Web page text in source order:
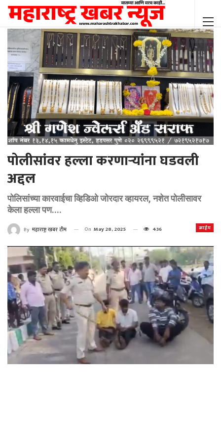
पोलीसांवर हल्ला करणाऱ्यांना घडवली
अद्दल
पोलिसांच्या कारवाईचा व्हिडिओ जोरदार व्हायरल, नशेत पोलीसावर
केला हल्ला पण....
क्राईम
By महाराष्ट्र खबर टीम On May 28, 2025 436